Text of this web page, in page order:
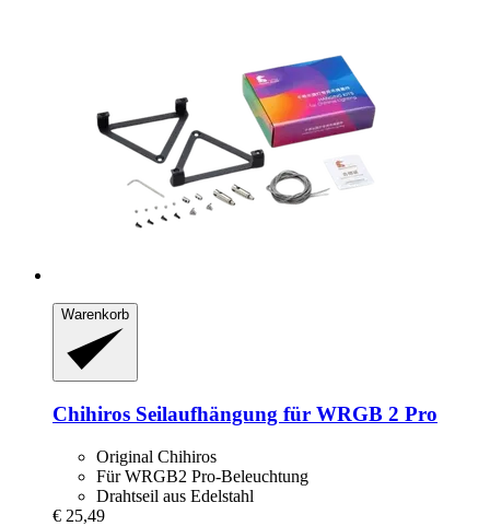
Warenkorb
Chihiros Seilaufhängung für WRGB 2 Pro
Original Chihiros
Für WRGB2 Pro-Beleuchtung
Drahtseil aus Edelstahl
€ 25,49